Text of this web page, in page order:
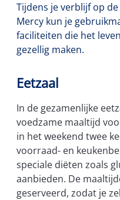
Tijdens je verblijf op
Mercy kun je
faciliteiten die het
gezellig maken.
Eetzaal
In de gezamenlijke
voedzame maaltijd
in het weekend twee
voorraad- en
speciale diëten zoals
aanbieden. De
geserveerd, zodat je